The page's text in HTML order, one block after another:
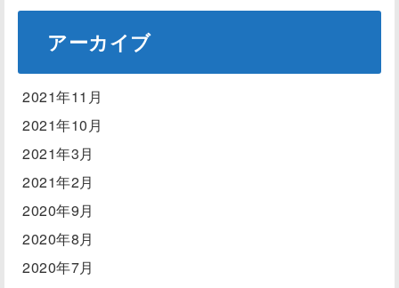
アーカイブ
2021年11月
2021年10月
2021年3月
2021年2月
2020年9月
2020年8月
2020年7月